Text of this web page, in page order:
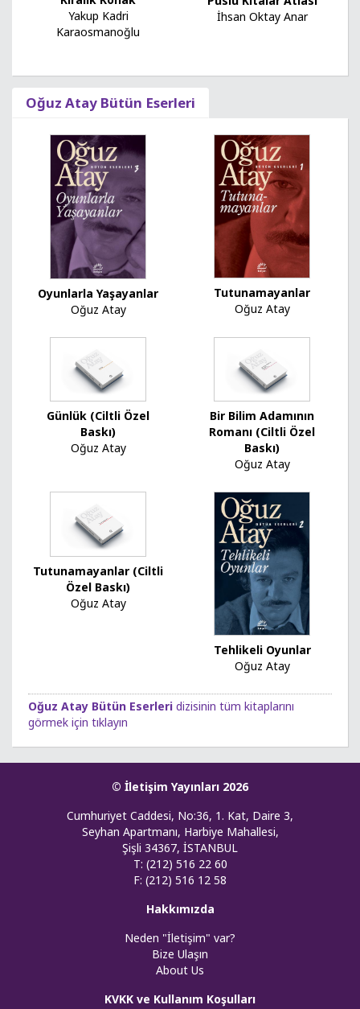
Yakup Kadri
Karaosmanoğlu
İhsan Oktay Anar
Oğuz Atay Bütün Eserleri
Oyunlarla Yaşayanlar
Oğuz Atay
Tutunamayanlar
Oğuz Atay
Günlük (Ciltli Özel
Baskı)
Oğuz Atay
Bir Bilim Adamının
Romanı (Ciltli Özel
Baskı)
Oğuz Atay
Tutunamayanlar (Ciltli
Özel Baskı)
Oğuz Atay
Tehlikeli Oyunlar
Oğuz Atay
Oğuz Atay Bütün Eserleri dizisinin tüm kitaplarını
görmek için tıklayın
© İletişim Yayınları 2026
Cumhuriyet Caddesi, No:36, 1. Kat, Daire 3,
Seyhan Apartmanı, Harbiye Mahallesi,
Şişli 34367, İSTANBUL
T: (212) 516 22 60
F: (212) 516 12 58
Hakkımızda
Neden "İletişim" var?
Bize Ulaşın
About Us
KVKK ve Kullanım Koşulları